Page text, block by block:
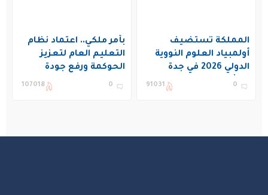
المملكة تستضيف
أولمبياد العلوم النووية
الدولي 2026 في جدة
بمشاركة 19 دولة
0
91031
بأمر ملكي.. اعتماد نظام
التعليم العام لتعزيز
الحوكمة ورفع جودة
التعليم في المملكة
0
107018